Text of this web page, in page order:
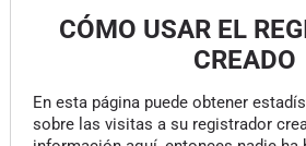
CÓMO USAR EL
CREADO
En esta página puede obtener
sobre las visitas a su registrador